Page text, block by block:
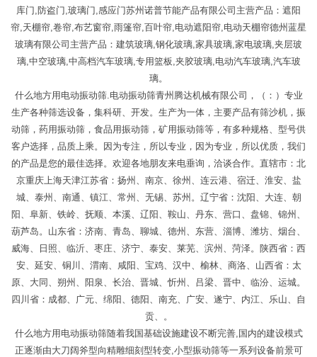
库门,防盗门,玻璃门,感应门苏州诺普节能产品有限公司主营产品：遮阳
帘,天棚帘,卷帘,布艺窗帘,雨篷帘,百叶帘,电动遮阳帘,电动天棚帘德州蓝星
玻璃有限公司主营产品：建筑玻璃,钢化玻璃,家具玻璃,家电玻璃,夹层玻
璃,中空玻璃,中高档汽车玻璃,专用篮板,夹胶玻璃,电动汽车玻璃,汽车玻
璃。
什么地方用电动振动筛.电动振动筛青州腾达机械有限公司，（：）专业
生产各种筛选设备，集科研、开发。生产为一体，主要产品有筛沙机，振
动筛，药用振动筛，食品用振动筛，矿用振动筛等，有多种规格、型号供
客户选择，品质上乘。因为专注，所以专业，因为专业，所以优质，我们
的产品是您的最佳选择。欢迎各地朋友来电垂询，洽谈合作。直辖市：北
京重庆上海天津江苏省：扬州、南京、徐州、连云港、宿迁、淮安、盐
城、泰州、南通、镇江、常州、无锡、苏州。辽宁省：沈阳、大连、朝
阳、阜新、铁岭、抚顺、本溪、辽阳、鞍山、丹东、营口、盘锦、锦州、
葫芦岛。山东省：济南、青岛、聊城、德州、东营、淄博、潍坊、烟台、
威海、日照、临沂、枣庄、济宁、泰安、莱芜、滨州、菏泽。陕西省：西
安、延安、铜川、渭南、咸阳、宝鸡、汉中、榆林、商洛、山西省：太
原、大同、朔州、阳泉、长治、晋城、忻州、吕梁、晋中、临汾、运城。
四川省：成都、广元、绵阳、德阳、南充、广安、遂宁、内江、乐山、自
贡、。
什么地方用电动振动筛随着我国基础设施建设不断完善,国内的建设模式
正逐渐由大刀阔斧型向精雕细刻型转变,小型振动筛等一系列设备前景可